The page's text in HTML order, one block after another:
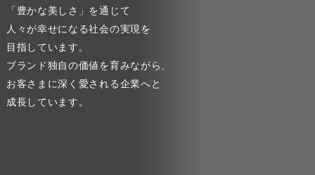
「豊かな美しさ」を通じて
人々が幸せになる社会の実現を
目指しています。
ブランド独自の価値を育みながら、
お客さまに深く愛される企業へと
成長しています。